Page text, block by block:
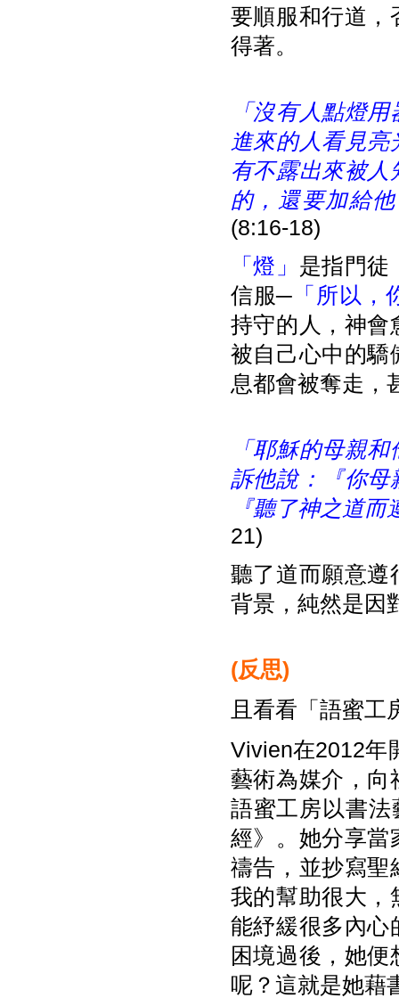
要順服和行道，
得著。
「沒有人點燈
進來的人看見
有不露出來被
的，還要加給
(8:16-18)
「燈」 是指門徒
信服─ 「所以
持守的人，神會
被自己心中的驕
息都會被奪走，
「耶穌的母親
訴他說：『你母
『聽了神之道
21)
聽了道而願意遵
背景，純然是因
(反思)
且看看「語蜜
Vivien在2012年
藝術為媒介，向
語蜜工房以書
經》。她分享當
禱告，並抄寫聖
我的幫助很大，
能紓緩很多內心
困境過後，她
呢？這就是她藉